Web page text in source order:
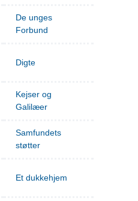
De unges
Forbund
Digte
Kejser og
Galilæer
Samfundets
støtter
Et dukkehjem